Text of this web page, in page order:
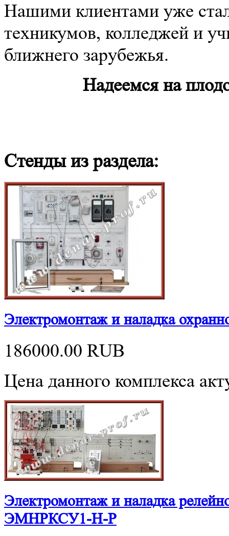
Нашими клиентами уже
техникумов, колледжей и
ближнего зарубежья.
Надеемся на
Стенды из раздела:
Электромонтаж и наладка
186000.00 RUB
Цена данного комплекса
Электромонтаж и наладка
ЭМНРКСУ1-Н-Р